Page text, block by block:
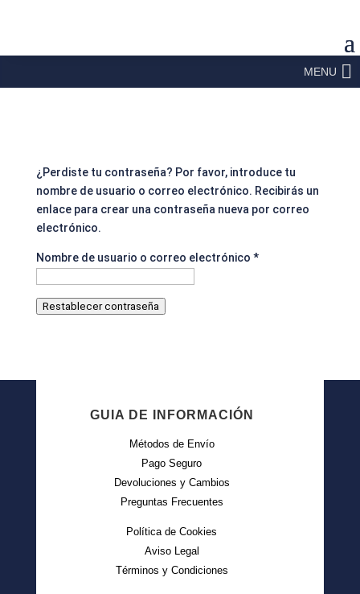
MENU
¿Perdiste tu contraseña? Por favor, introduce tu
nombre de usuario o correo electrónico. Recibirás un
enlace para crear una contraseña nueva por correo
electrónico.
Nombre de usuario o correo electrónico *Obligatorio
Restablecer contraseña
GUIA DE INFORMACIÓN
Métodos de Envío
Pago Seguro
Devoluciones y Cambios
Preguntas Frecuentes
Política de Cookies
Aviso Legal
Términos y Condiciones